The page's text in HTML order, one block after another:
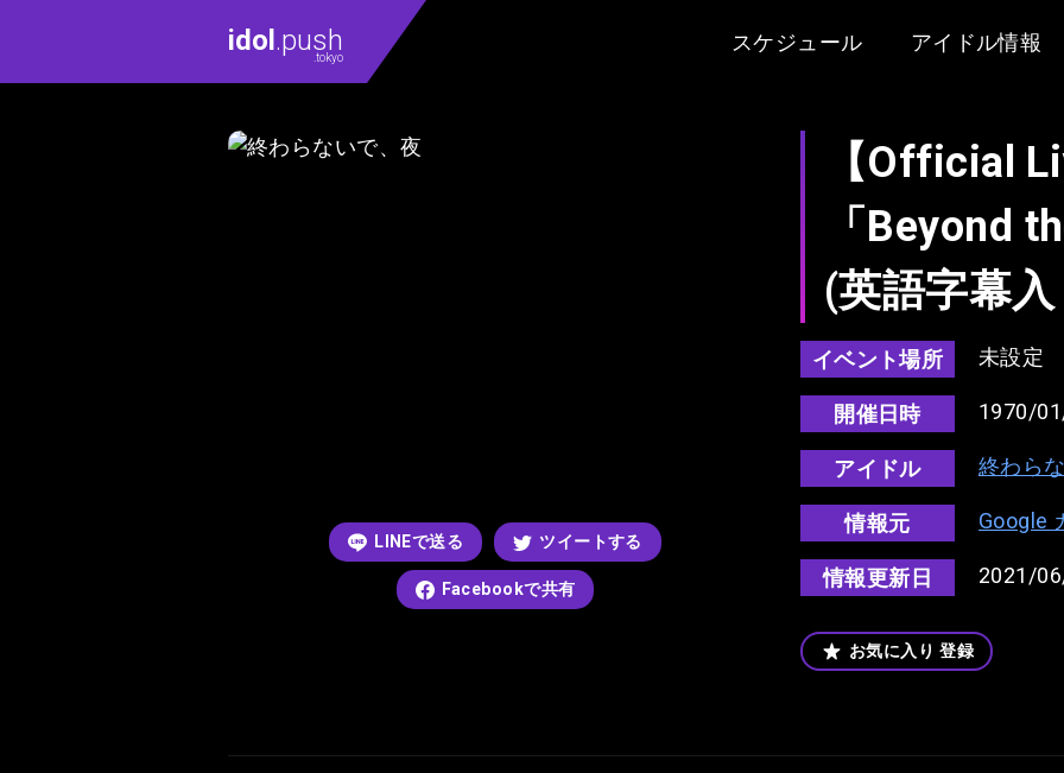
idol .push
.tokyo
スケジュール アイドル情報
LINEで送る ツイートする
Facebookで共有
【Official
「Beyond
(英語字幕
イベント場所 未設定
開催日時 1970/
アイドル 終わら
情報元 Google
情報更新日 2021/
お気に入り 登録